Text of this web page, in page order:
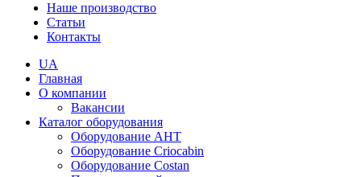
Наше производство
Статьи
Контакты
UA
Главная
О компании
Вакансии
Каталог оборудования
Оборудование AHT
Оборудование Criocabin
Оборудование Costan